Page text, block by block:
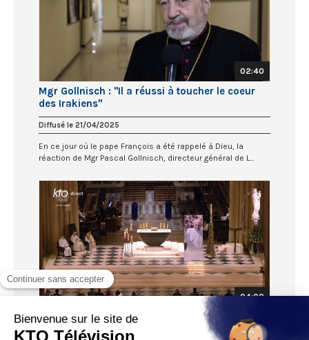
02:40
Mgr Gollnisch : "Il a réussi à toucher le coeur
des Irakiens"
Diffusé le 21/04/2025
En ce jour où le pape François a été rappelé à Dieu, la
réaction de Mgr Pascal Gollnisch, directeur général de L...
04:00
Veillée de prière pour le pape François || 21 avril
2025